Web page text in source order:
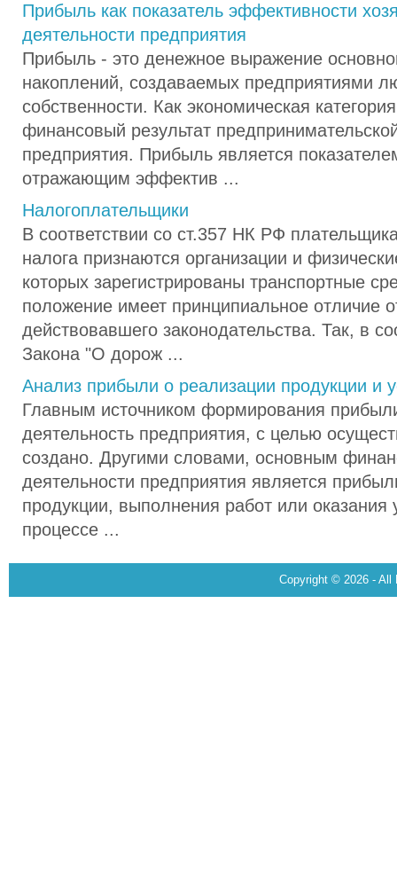
Прибыль как показатель эффективности
деятельности предприятия
Прибыль - это денежное выражение
накоплений, создаваемых предприятиями
собственности. Как экономическая
финансовый результат
предприятия. Прибыль является
отражающим эффектив ...
Налогоплательщики
В соответствии со ст.357 НК РФ
налога признаются организации и
которых зарегистрированы транспортные
положение имеет принципиальное отличие
действовавшего законодательства. Так, в
Закона "О дорож ...
Анализ прибыли о реализации продукции и
Главным источником формирования
деятельность предприятия, с целью
создано. Другими словами, основным
деятельности предприятия является
продукции, выполнения работ или оказания
процессе ...
Copyright © 2026 - All